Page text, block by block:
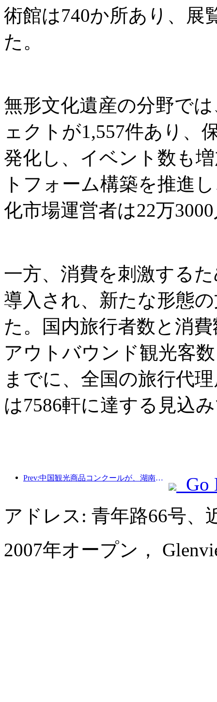
術館は740か所あり、展
た。
無形文化遺産の分野で
ェクトが1,557件あり、
発化し、イベント数も
トフォーム構築を推進
化市場運営者は22万
一方、消費を刺激する
導入され、新たな形態
た。国内旅行者数と消
アウトバウンド観光客
までに、全国の旅行代
は7586軒に達する見込
Prev:中国観光商品コンクールが、湖南省湘潭市にて盛況のうちに開催されました。
Go
アドレス: 青年路66号、
2007年オープン，